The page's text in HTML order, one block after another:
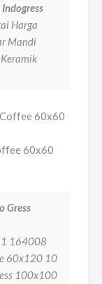
Harga
Mandi
60x60
Gress
164008
60x120 10
100x100